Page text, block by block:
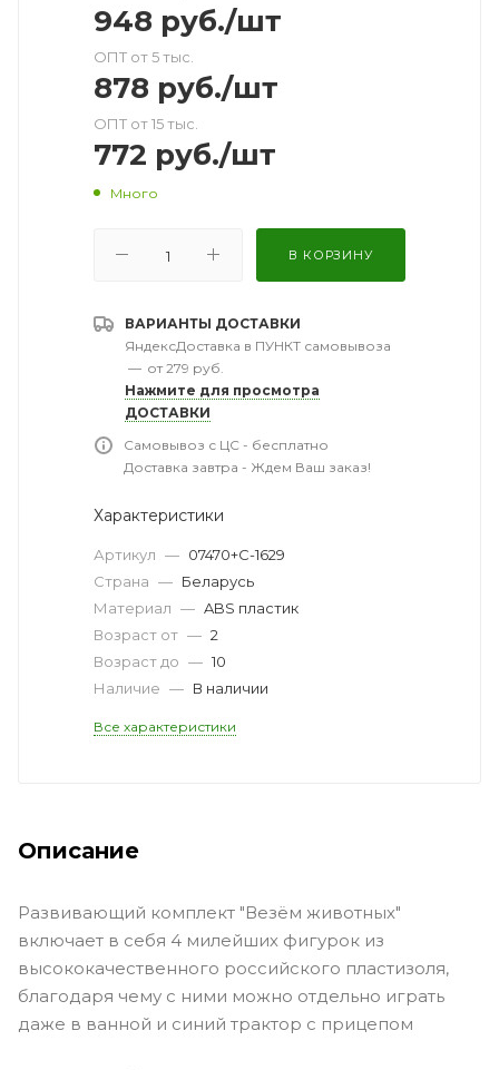
948 руб./шт
ОПТ от 5 тыс.
878 руб./шт
ОПТ от 15 тыс.
772 руб./шт
Много
В КОРЗИНУ
ВАРИАНТЫ ДОСТАВКИ
ЯндексДоставка в ПУНКТ самовывоза
— от 279 руб.
Нажмите для просмотра
ДОСТАВКИ
Самовывоз с ЦС - бесплатно
Доставка завтра - Ждем Ваш заказ!
Характеристики
Артикул — 07470+С-1629
Страна — Беларусь
Материал — ABS пластик
Возраст от — 2
Возраст до — 10
Наличие — В наличии
Все характеристики
Описание
Развивающий комплект "Везём животных"
включает в себя 4 милейших фигурок из
высококачественного российского пластизоля,
благодаря чему с ними можно отдельно играть
даже в ванной и синий трактор с прицепом